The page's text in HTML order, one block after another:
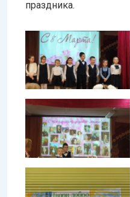
праздника.